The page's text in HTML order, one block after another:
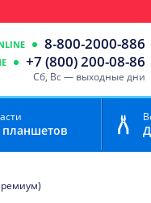
8-800-2000-886
+7 (800) 200-08-86
Cб, Вс — выходные дни